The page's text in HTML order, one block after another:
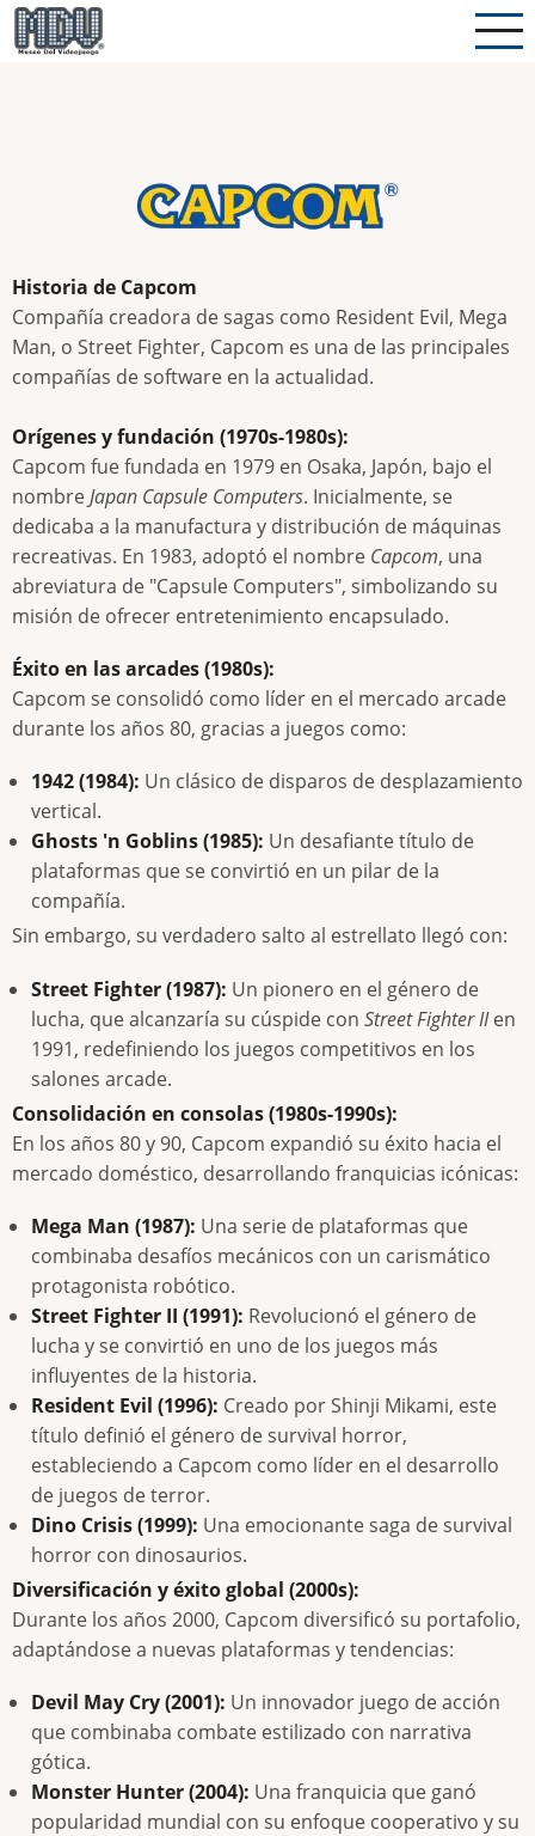
Pasar
al
Historia de Capcom
Compañía creadora de sagas como Resident Evil, Mega
Man, o Street Fighter, Capcom es una de las principales
compañías de software en la actualidad.
Orígenes y fundación (1970s-1980s):
Capcom fue fundada en 1979 en Osaka, Japón, bajo el
nombreJapan Capsule Computers. Inicialmente, se
dedicaba a la manufactura y distribución de máquinas
recreativas. En 1983, adoptó el nombre Capcom, una
abreviatura de "Capsule Computers", simbolizando su
misión de ofrecer entretenimiento encapsulado.
Éxito en las arcades (1980s):
Capcom se consolidó como líder en el mercado arcade
durante los años 80, gracias a juegos como:
1942 (1984): Un clásico de disparos de desplazamiento
vertical.
Ghosts 'n Goblins (1985): Un desafiante título de
plataformas que se convirtió en un pilar de la
compañía.
Sin embargo, su verdadero salto al estrellato llegó con:
Street Fighter (1987): Un pionero en el género de
lucha, que alcanzaría su cúspide con Street Fighter IIen
1991, redefiniendo los juegos competitivos en los
salones arcade.
Consolidación en consolas (1980s-1990s):
En los años 80 y 90, Capcom expandió su éxito hacia el
mercado doméstico, desarrollando franquicias icónicas:
Mega Man (1987): Una serie de plataformas que
combinaba desafíos mecánicos con un carismático
protagonista robótico.
Street Fighter II (1991): Revolucionó el género de
lucha y se convirtió en uno de los juegos más
influyentes de la historia.
Resident Evil (1996): Creado por Shinji Mikami, este
título definió el género de survival horror,
estableciendo a Capcom como líder en el desarrollo
de juegos de terror.
Dino Crisis (1999): Una emocionante saga de survival
horror con dinosaurios.
Diversificación y éxito global (2000s):
Durante los años 2000, Capcom diversificó su portafolio,
adaptándose a nuevas plataformas y tendencias:
Devil May Cry (2001): Un innovador juego de acción
que combinaba combate estilizado con narrativa
gótica.
Monster Hunter (2004): Una franquicia que ganó
popularidad mundial con su enfoque cooperativo y su